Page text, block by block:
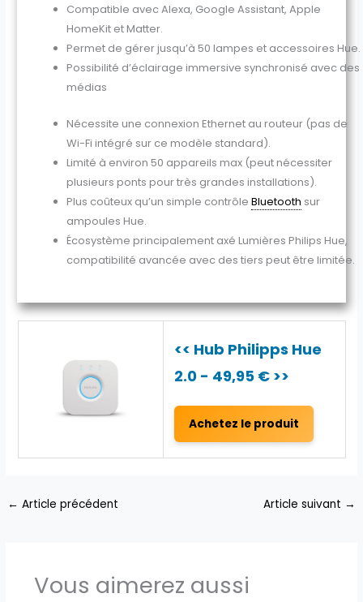
Compatible avec Alexa, Google Assistant, Apple
HomeKit et Matter.
Permet de gérer jusqu’à 50 lampes et accessoires Hue.
Possibilité d’éclairage immersive synchronisé avec des
médias
Nécessite une connexion Ethernet au routeur (pas de
Wi-Fi intégré sur ce modèle standard).
Limité à environ 50 appareils max (peut nécessiter
plusieurs ponts pour très grandes installations).
Plus coûteux qu’un simple contrôleBluetooth sur
ampoules Hue.
Écosystème principalement axé Lumières Philips Hue,
compatibilité avancée avec des tiers peut être limitée.
<< Hub Philipps Hue
2.0 - 49,95 € >>
Achetez le produit
← Article précédent Article suivant →
Vous aimerez aussi